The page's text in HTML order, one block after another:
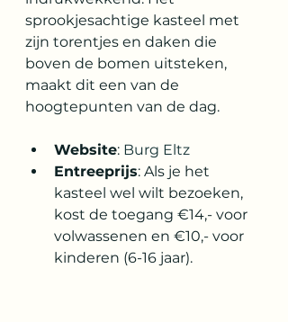
sprookjesachtige kasteel met
zijn torentjes en daken die
boven de bomen uitsteken,
maakt dit een van de
hoogtepunten van de dag.
Website: Burg Eltz
Entreeprijs: Als je het
kasteel wel wilt bezoeken,
kost de toegang €14,- voor
volwassenen en €10,- voor
kinderen (6-16 jaar).